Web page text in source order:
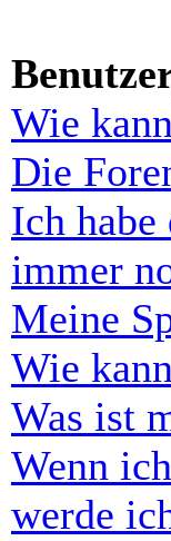
Wie
Die
Ich
immer
Meine
Wie
Was ist
Wenn
werde